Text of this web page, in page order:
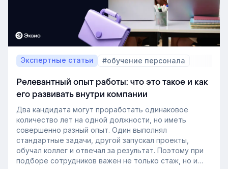
Экспертные статьи #обучение персонала
Релевантный опыт работы: что это такое и как
его развивать внутри компании
Два кандидата могут проработать одинаковое
количество лет на одной должности, но иметь
совершенно разный опыт. Один выполнял
стандартные задачи, другой запускал проекты,
обучал коллег и отвечал за результат. Поэтому при
подборе сотрудников важен не только стаж, но и